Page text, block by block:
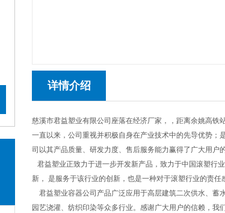
详情介绍
慈溪市君益塑业有限公司座落在经济厂家，，距离余姚高铁
一直以来，公司重视并积极自身在产业技术中的先导优势
司以其产品质量、研发力度、售后服务能力赢得了广大用户
君益塑业正致力于进一步开发新产品，致力于中国滚塑行
新， 是服务于该行业的创新，也是一种对于滚塑行业的责任
君益塑业容器公司产品广泛应用于高层建筑二次供水、蓄
园艺浇灌、纺织印染等众多行业。感谢广大用户的信赖，我